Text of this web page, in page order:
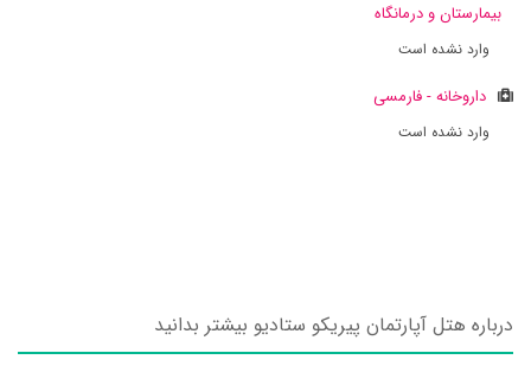
بیمارستان و درمانگاه
وارد نشده است
داروخانه - فارمسی
وارد نشده است
درباره هتل آپارتمان پیریکو ستادیو بیشتر بدانید